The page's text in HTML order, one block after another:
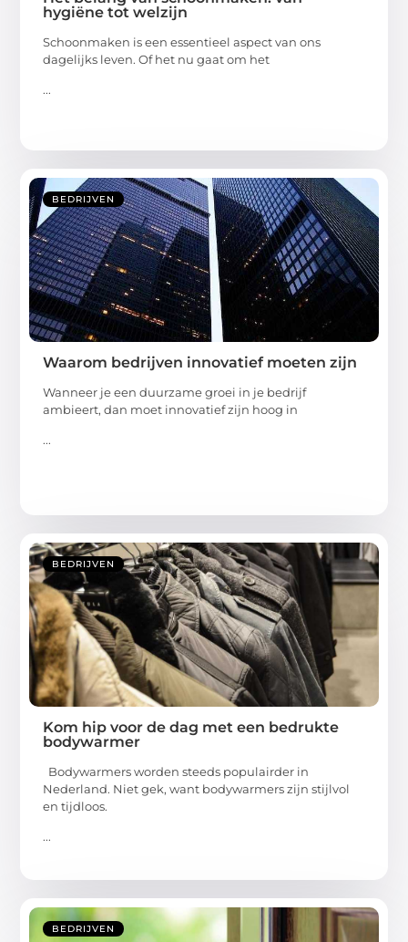
hygiëne tot welzijn
Schoonmaken is een essentieel aspect van ons
dagelijks leven. Of het nu gaat om het
...
BEDRIJVEN
Waarom bedrijven innovatief moeten zijn
Wanneer je een duurzame groei in je bedrijf
ambieert, dan moet innovatief zijn hoog in
...
BEDRIJVEN
Kom hip voor de dag met een bedrukte
bodywarmer
Bodywarmers worden steeds populairder in
Nederland. Niet gek, want bodywarmers zijn stijlvol
en tijdloos.
...
BEDRIJVEN